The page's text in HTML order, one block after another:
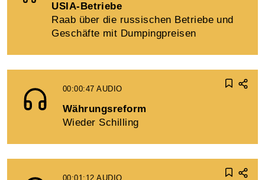
USIA-Betriebe
Raab über die russischen Betriebe und
Geschäfte mit Dumpingpreisen
00:00:47AUDIO
Währungsreform
Wieder Schilling
00:01:12AUDIO